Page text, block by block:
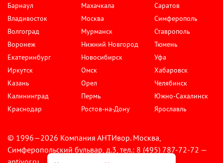
Барнаул
Владивосток
Волгоград
Воронеж
Екатеринбург
Иркутск
Казань
Калининград
Краснодар
Махачкала
Москва
Мурманск
Нижний Новгород
Новосибирск
Омск
Орел
Пермь
Ростов-на-Дону
Саратов
Симферополь
Ставрополь
Тюмень
Уфа
Хабаровск
Челябинск
Южно-Сахалинск
Ярославль
© 1996—2026 Компания АНТИвор. Москва,
Симферопольский бульвар, д.3, тел.: 8 (495) 787-72-72 —